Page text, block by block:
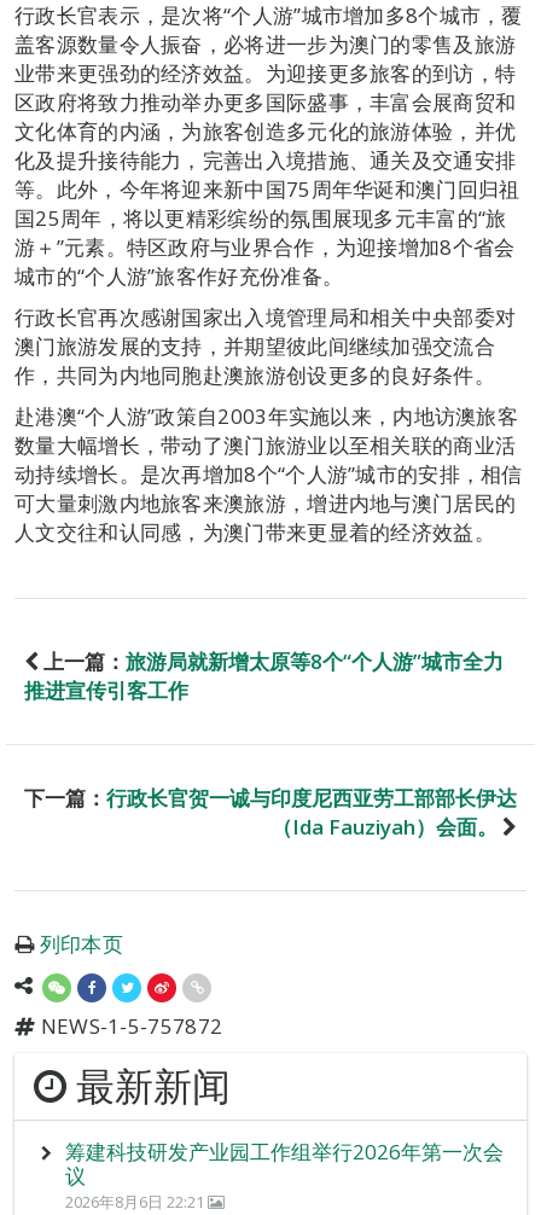
行政长官表示，是次将“个人游”城市增加多8个城市，覆
盖客源数量令人振奋，必将进一步为澳门的零售及旅游
业带来更强劲的经济效益。为迎接更多旅客的到访，特
区政府将致力推动举办更多国际盛事，丰富会展商贸和
文化体育的内涵，为旅客创造多元化的旅游体验，并优
化及提升接待能力，完善出入境措施、通关及交通安排
等。此外，今年将迎来新中国75周年华诞和澳门回归祖
国25周年，将以更精彩缤纷的氛围展现多元丰富的“旅
游＋”元素。特区政府与业界合作，为迎接增加8个省会
城市的“个人游”旅客作好充份准备。
行政长官再次感谢国家出入境管理局和相关中央部委对
澳门旅游发展的支持，并期望彼此间继续加强交流合
作，共同为内地同胞赴澳旅游创设更多的良好条件。
赴港澳“个人游”政策自2003年实施以来，内地访澳旅客
数量大幅增长，带动了澳门旅游业以至相关联的商业活
动持续增长。是次再增加8个“个人游”城市的安排，相信
可大量刺激内地旅客来澳旅游，增进内地与澳门居民的
人文交往和认同感，为澳门带来更显着的经济效益。
上一篇： 旅游局就新增太原等8个“个人游”城市全力
推进宣传引客工作
下一篇： 行政长官贺一诚与印度尼西亚劳工部部长伊达
（Ida Fauziyah）会面。
列印本页
NEWS-1-5-757872
最新新闻
筹建科技研发产业园工作组举行2026年第一次会
议
2026年8月6日 22:21